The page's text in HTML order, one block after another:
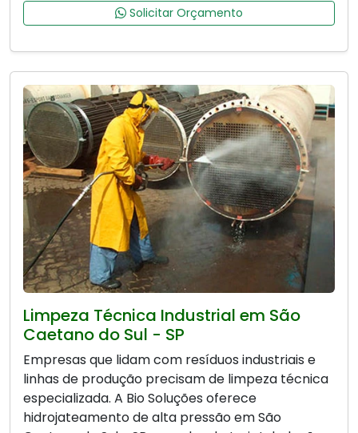
Solicitar Orçamento
Limpeza Técnica Industrial em São
Caetano do Sul - SP
Empresas que lidam com resíduos industriais e
linhas de produção precisam de limpeza técnica
especializada. A Bio Soluções oferece
hidrojateamento de alta pressão em São